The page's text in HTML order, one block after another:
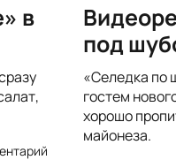
в
под
«Селедка по
гостем
хорошо
майонеза.